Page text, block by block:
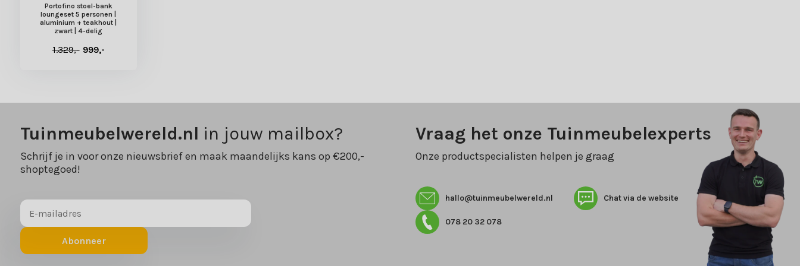
Portofino stoel-bank
loungeset 5 personen |
aluminium + teakhout |
zwart | 4-delig
1.329,- 999,-
Tuinmeubelwereld.nl in jouw mailbox?
Schrijf je in voor onze nieuwsbrief en maak maandelijks kans op €200,-
shoptegoed!
Abonneer
Vraag het onze Tuinmeubelexperts
Onze productspecialisten helpen je graag
hallo@tuinmeubelwereld.nl Chat via de website
078 20 32 078